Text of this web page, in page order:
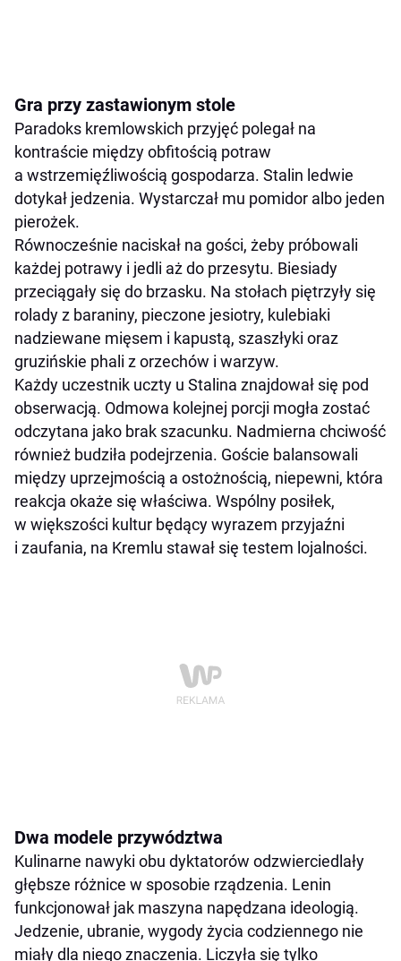
Gra przy zastawionym stole
Paradoks kremlowskich przyjęć polegał na
kontraście między obfitością potraw
a wstrzemięźliwością gospodarza. Stalin ledwie
dotykał jedzenia. Wystarczał mu pomidor albo jeden
pierożek.
Równocześnie naciskał na gości, żeby próbowali
każdej potrawy i jedli aż do przesytu. Biesiady
przeciągały się do brzasku. Na stołach piętrzyły się
rolady z baraniny, pieczone jesiotry, kulebiaki
nadziewane mięsem i kapustą, szaszłyki oraz
gruzińskie phali z orzechów i warzyw.
Każdy uczestnik uczty u Stalina znajdował się pod
obserwacją. Odmowa kolejnej porcji mogła zostać
odczytana jako brak szacunku. Nadmierna chciwość
również budziła podejrzenia. Goście balansowali
między uprzejmością a ostożnością, niepewni, która
reakcja okaże się właściwa. Wspólny posiłek,
w większości kultur będący wyrazem przyjaźni
i zaufania, na Kremlu stawał się testem lojalności.
Dwa modele przywództwa
Kulinarne nawyki obu dyktatorów odzwierciedlały
głębsze różnice w sposobie rządzenia. Lenin
funkcjonował jak maszyna napędzana ideologią.
Jedzenie, ubranie, wygody życia codziennego nie
miały dla niego znaczenia. Liczyła się tylko